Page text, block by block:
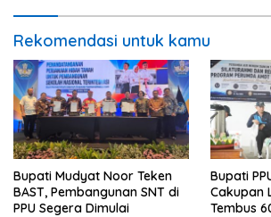
Rekomendasi untuk kamu
Bupati Mudyat Noor Teken
BAST, Pembangunan SNT di
PPU Segera Dimulai
Bupati
Cakupan
Tembus